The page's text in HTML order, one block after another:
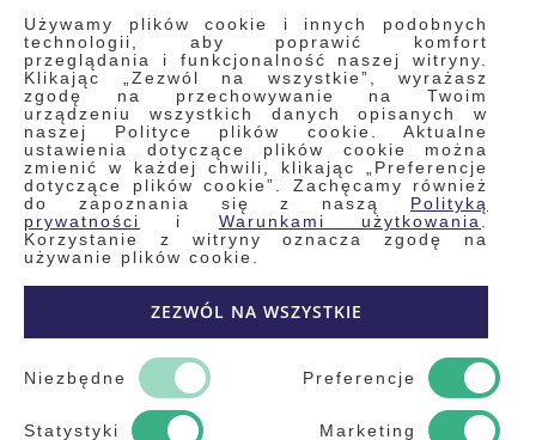
Używamy plików cookie i innych podobnych
technologii, aby poprawić komfort
przeglądania i funkcjonalność naszej witryny.
Klikając „Zezwól na wszystkie”, wyrażasz
zgodę na przechowywanie na Twoim
urządzeniu wszystkich danych opisanych w
naszej Polityce plików cookie. Aktualne
ustawienia dotyczące plików cookie można
zmienić w każdej chwili, klikając „Preferencje
dotyczące plików cookie”. Zachęcamy również
do zapoznania się z naszą Polityką
prywatności
i Warunkami użytkowania
Korzystanie z witryny oznacza zgodę na
używanie plików cookie.
ZEZWÓL NA WSZYSTKIE
Niezbędne Preferencje
Statystyki Marketing
INFORMACJE
Regulamin
Polityka prywatności i pliki cookie
Wyszukiwane frazy
Wyszukiwanie zaawansowane
Zamówienia
Skontaktuj się z nami
Odstąp od umowy
Kontakt